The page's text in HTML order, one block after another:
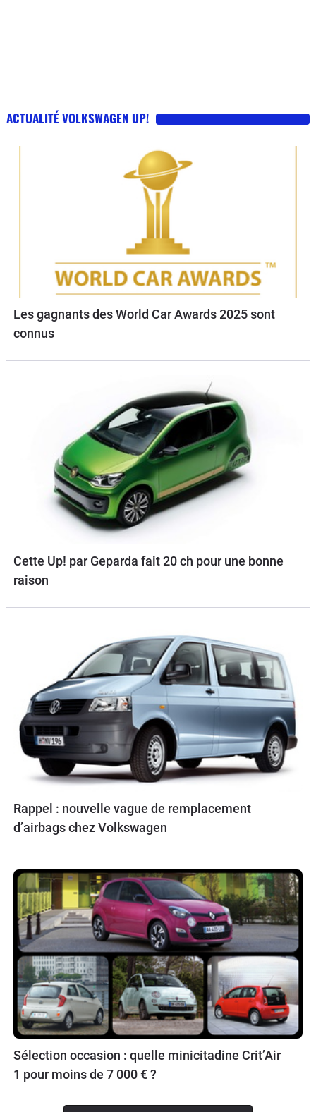
ACTUALITÉ VOLKSWAGEN UP!
Les gagnants des World Car Awards 2025 sont
connus
Cette Up! par Geparda fait 20 ch pour une bonne
raison
Rappel : nouvelle vague de remplacement
d’airbags chez Volkswagen
Sélection occasion : quelle minicitadine Crit’Air
1 pour moins de 7 000 € ?